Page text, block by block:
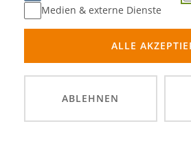
Medien & externe Dienste
ALLE
ABLEHNEN